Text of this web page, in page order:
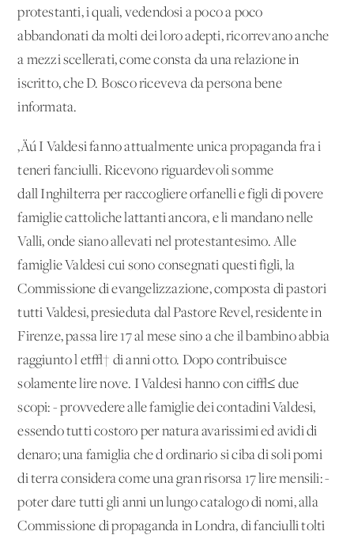
protestanti, i quali, vedendosi a poco a poco
abbandonati da molti dei loro adepti, ricorrevano anche
a mezzi scellerati, come consta da una relazione in
iscritto, che D. Bosco riceveva da persona bene
informata.
‚Äú I Valdesi fanno attualmente unica propaganda fra i
teneri fanciulli. Ricevono riguardevoli somme
dall'Inghilterra per raccogliere orfanelli e figli di povere
famiglie cattoliche lattanti ancora, e li mandano nelle
Valli, onde siano allevati nel protestantesimo. Alle
famiglie Valdesi cui sono consegnati questi figli, la
Commissione di evangelizzazione, composta di pastori
tutti Valdesi, presieduta dal Pastore Revel, residente in
Firenze, passa lire 17 al mese sino a che il bambino abbia
raggiunto l'et√† di anni otto. Dopo contribuisce
solamente lire nove. I Valdesi hanno con ci√≤ due
scopi: - provvedere alle famiglie dei contadini Valdesi,
essendo tutti costoro per natura avarissimi ed avidi di
denaro; una famiglia che d'ordinario si ciba di soli pomi
di terra considera come una gran risorsa 17 lire mensili: -
poter dare tutti gli anni un lungo catalogo di nomi, alla
Commissione di propaganda in Londra, di fanciulli tolti